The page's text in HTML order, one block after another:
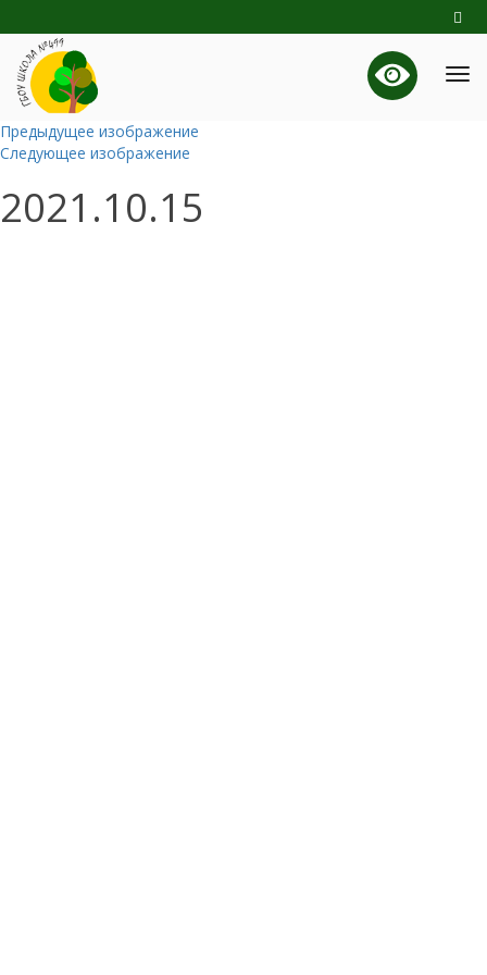
Предыдущее изображение
Следующее изображение
2021.10.15